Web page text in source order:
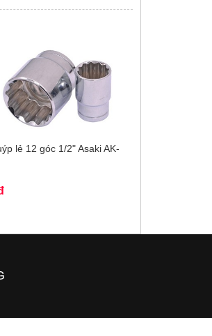
lẻ 12 góc 1/2" Asaki AK-